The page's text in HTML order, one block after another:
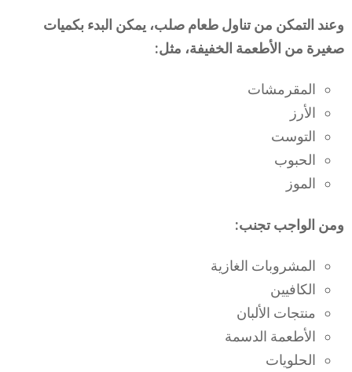
وعند التمكن من تناول طعام صلب، يمكن البدء بكميات
صغيرة من الأطعمة الخفيفة، مثل:
المقرمشات
الأرز
التوست
الحبوب
الموز
ومن الواجب تجنب:
المشروبات الغازية
الكافيين
منتجات الألبان
الأطعمة الدسمة
الحلويات